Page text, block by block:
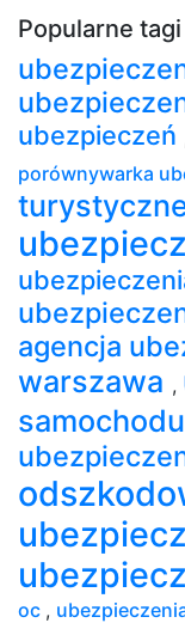
Popularne tagi
ubezpieczeń
porównywarka
agencja
warszawa ,
samochodu
oc ,